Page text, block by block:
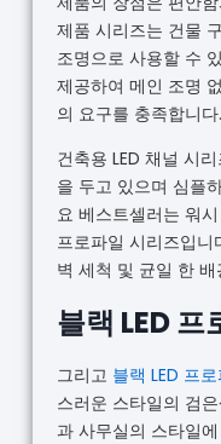
제품 시리즈는 건물
조명으로 사용할 수
제공하여 메인 조명
의 요구를 충족합니다.
건축용 LED 채널 시
을 두고 있으며 심플
요 베스트셀러는 워
프로파일 시리즈입
벽 세척 및 균일 한
블랙 LED
그리고 블랙 LED 프
스러운 스타일의 검
과 사무실의 스타일